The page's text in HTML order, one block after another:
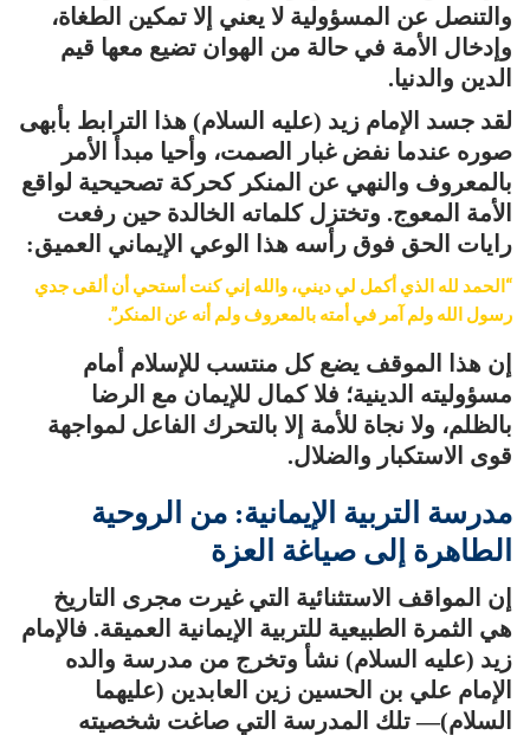
والتنصل عن المسؤولية لا يعني إلا تمكين الطغاة،
وإدخال الأمة في حالة من الهوان تضيع معها قيم
الدين والدنيا.
لقد جسد الإمام زيد (عليه السلام) هذا الترابط بأبهى
صوره عندما نفض غبار الصمت، وأحيا مبدأ الأمر
بالمعروف والنهي عن المنكر كحركة تصحيحية لواقع
الأمة المعوج. وتختزل كلماته الخالدة حين رفعت
رايات الحق فوق رأسه هذا الوعي الإيماني العميق:
“الحمد لله الذي أكمل لي ديني، والله إني كنت أستحي أن ألقى جدي
رسول الله ولم آمر في أمته بالمعروف ولم أنه عن المنكر”.
إن هذا الموقف يضع كل منتسب للإسلام أمام
مسؤوليته الدينية؛ فلا كمال للإيمان مع الرضا
بالظلم، ولا نجاة للأمة إلا بالتحرك الفاعل لمواجهة
قوى الاستكبار والضلال.
مدرسة التربية الإيمانية: من الروحية
الطاهرة إلى صياغة العزة
إن المواقف الاستثنائية التي غيرت مجرى التاريخ
هي الثمرة الطبيعية للتربية الإيمانية العميقة. فالإمام
زيد (عليه السلام) نشأ وتخرج من مدرسة والده
الإمام علي بن الحسين زين العابدين (عليهما
السلام)— تلك المدرسة التي صاغت شخصيته